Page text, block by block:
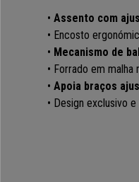
• Assento com
• Encosto
• Mecanismo de
• Forrado em malha
• Apoia braços
• Design exclusivo